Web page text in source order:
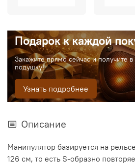
Подарок к каждой
Закажите прямо сейчас и получите
подушку!
Узнать подробнее
Описание
Манипулятор базируется на
126 см, то есть S-образно